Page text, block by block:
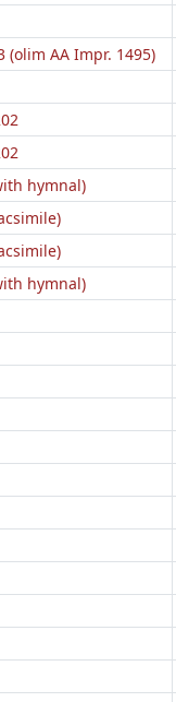
(olim AA Impr. 1495)
hymnal)
hymnal)